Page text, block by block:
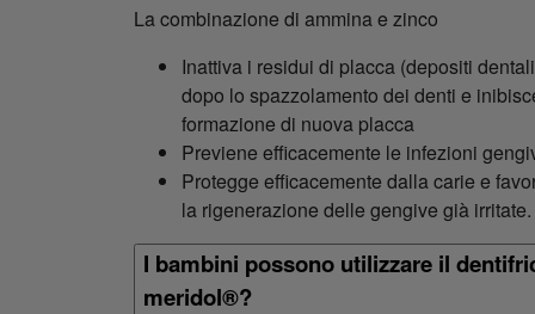
La combinazione di ammina e zinco
Inattiva i residui di placca (depositi
dopo lo spazzolamento dei denti e
formazione di nuova placca
Previene efficacemente le infezioni
Protegge efficacemente dalla carie e
la rigenerazione delle gengive già irritate.
I bambini possono utilizzare il
meridol®?